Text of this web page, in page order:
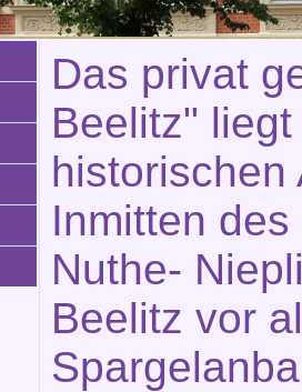
Das privat
Beelitz"
historischen
Inmitten
Nuthe-
Beelitz vor